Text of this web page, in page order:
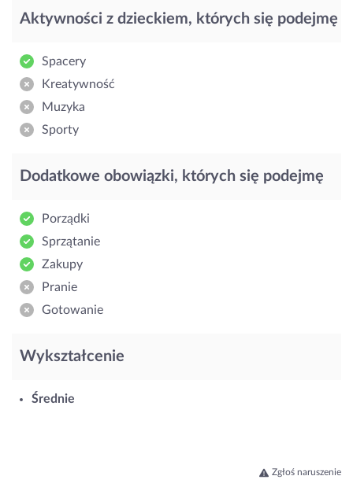
Aktywności z dzieckiem, których się podejmę
Spacery
Kreatywność
Muzyka
Sporty
Dodatkowe obowiązki, których się podejmę
Porządki
Sprzątanie
Zakupy
Pranie
Gotowanie
Wykształcenie
Średnie
Zgłoś naruszenie